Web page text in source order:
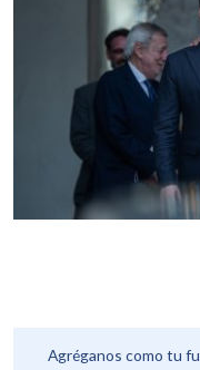
Agréganos como tu